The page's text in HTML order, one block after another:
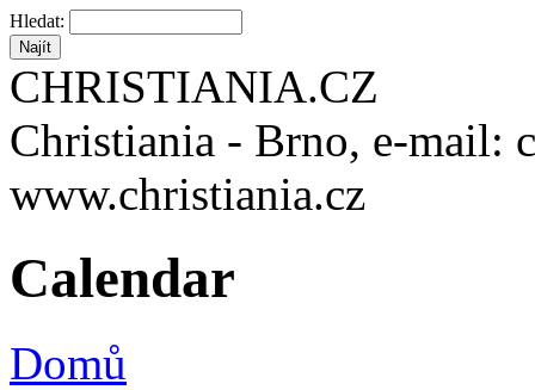
Hledat:
CHRISTIANIA.CZ
Christiania - Brno, e-mail:
www.christiania.cz
Calendar
Domů